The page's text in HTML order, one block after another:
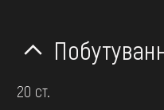
20 ст.